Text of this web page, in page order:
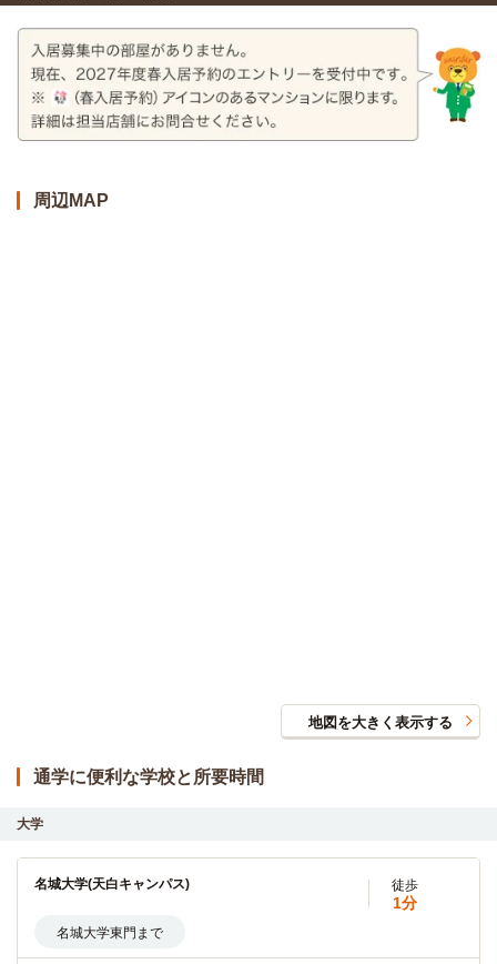
周辺MAP
地図を大きく表示する
通学に便利な学校と所要時間
大学
名城大学(天白キャンパス) 徒歩
1分
名城大学東門まで